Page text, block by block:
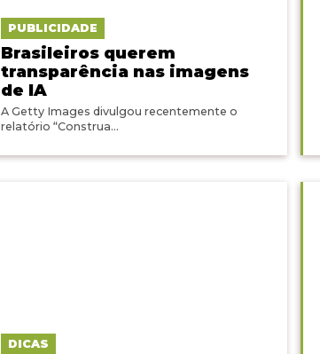
PUBLICIDADE
Brasileiros querem
transparência nas imagens
de IA
A Getty Images divulgou recentemente o
relatório “Construa...
DICAS